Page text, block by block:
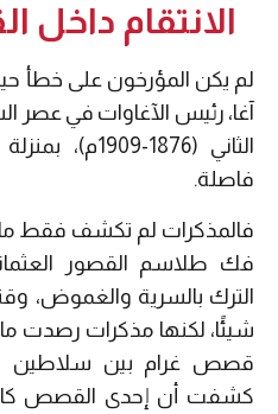
الانتقام داخل
لم يكن المؤرخون على خطأ
آغا، رئيس الآغاوات في عصر
الثاني (1876-
فاصلة.
فالمذكرات لم تكشف فقط ما
فك طلاسم القصور
الترك بالسرية والغموض،
شيئًا، لكنها مذكرات رصدت
قصص غرام بين سلاطين
كشفت أن إحدى القصص